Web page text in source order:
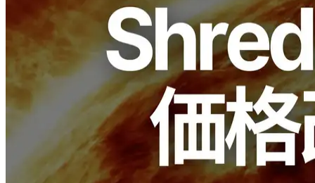
最上位構成「EPYC プラン」の価格を €980/月 に改定しまし
ELSOUL LABO および Validators DAO による研究開発の成
果により、高効率かつ省電力なアーキテクチャを確立しまし
た。コストを抑えながら同等の性能を維持できる構成を実現
し、最上位プランをより利用しやすくしました。
背景：R&Dによる高効率構成の確立
ERPCでは、独自のハードウェアチューニングおよびソフト
ウェア層の最適化を進め、AMD EPYC環境においてメモリ
使用量の効率化を実現しました。これにより、同等の性能を